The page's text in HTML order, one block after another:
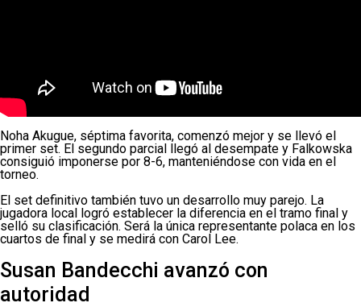
Noha Akugue, séptima favorita, comenzó mejor y se llevó el
primer set. El segundo parcial llegó al desempate y Falkowska
consiguió imponerse por 8-6, manteniéndose con vida en el
torneo.
El set definitivo también tuvo un desarrollo muy parejo. La
jugadora local logró establecer la diferencia en el tramo final y
selló su clasificación. Será la única representante polaca en los
cuartos de final y se medirá con Carol Lee.
Susan Bandecchi avanzó con
autoridad